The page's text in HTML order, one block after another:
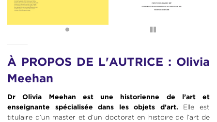
À PROPOS DE L'AUTRICE : Olivia
Meehan
Dr Olivia Meehan est une historienne de l’art et
enseignante spécialisée dans les objets d’art. Elle est
titulaire d’un master et d’un doctorat en histoire de l’art de